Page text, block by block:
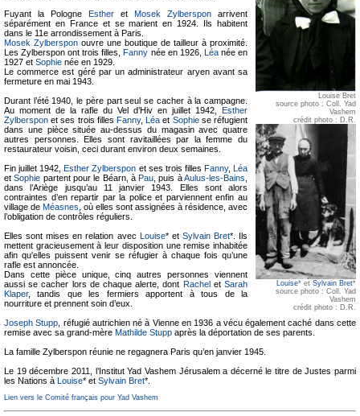
Louise Bret
source photo : Coll. Yad
Vashem
crédit photo : D.R.
Louise* et Sylvain Bret*
source photo : Coll. Yad
Vashem
crédit photo : D.R.
Fuyant la Pologne Esther et Mosek Zylberspon arrivent
séparément en France et se marient en 1924. Ils habitent
dans le 11e arrondissement à Paris.
Mosek Zylberspon ouvre une boutique de tailleur à proximité.
Les Zylberspon ont trois filles,Fanny née en 1926, Léanée en
1927 et Sophie née en 1929.
Le commerce est géré par un administrateur aryen avant sa
fermeture en mai 1943.
Durant l’été 1940, le père part seul se cacher à la campagne.
Au moment de la rafle du Vel d’Hiv en juillet 1942, Esther
Zylberspon et ses trois filles Fanny,Léa et Sophiese réfugient
dans une pièce située au-dessus du magasin avec quatre
autres personnes. Elles sont ravitaillées par la femme du
restaurateur voisin, ceci durant environ deux semaines.
Fin juillet 1942,Esther Zylberspon et ses trois filles Fanny,Léa
etSophie partent pour le Béarn, àPau , puis àAulus-les-Bains
dans l’Ariège jusqu’au 11 janvier 1943. Elles sont alors
contraintes d’en repartir par la police et parviennent enfin au
village de Méasnes , où elles sont assignées à résidence, avec
l’obligation de contrôles réguliers.
Elles sont mises en relation avec Louise* et Sylvain Bret*. Ils
mettent gracieusement à leur disposition une remise inhabitée
afin qu'elles puissent venir se réfugier à chaque fois qu’une
rafle est annoncée.
Dans cette pièce unique, cinq autres personnes viennent
aussi se cacher lors de chaque alerte, dont RacheletSarah
Klaper, tandis que les fermiers apportent à tous de la
nourriture et prennent soin d’eux.
Joseph Stupp , réfugié autrichien né à Vienne en 1936 a vécu également caché dans cette
remise avec sa grand-mère Mathilde Stupp après la déportation de ses parents.
La famille Zylberspon réunie ne regagnera Paris qu’en janvier 1945.
Le 19 décembre 2011, l’Institut Yad Vashem Jérusalem a décerné le titre de Justes parmi
les Nations à Louise* et Sylvain Bret*.
Lien vers le Comité français pour Yad Vashem